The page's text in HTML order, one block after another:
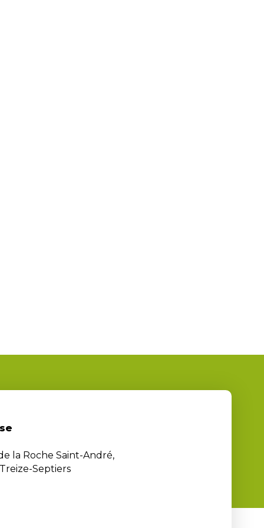
la Roche Saint-André,
Septiers